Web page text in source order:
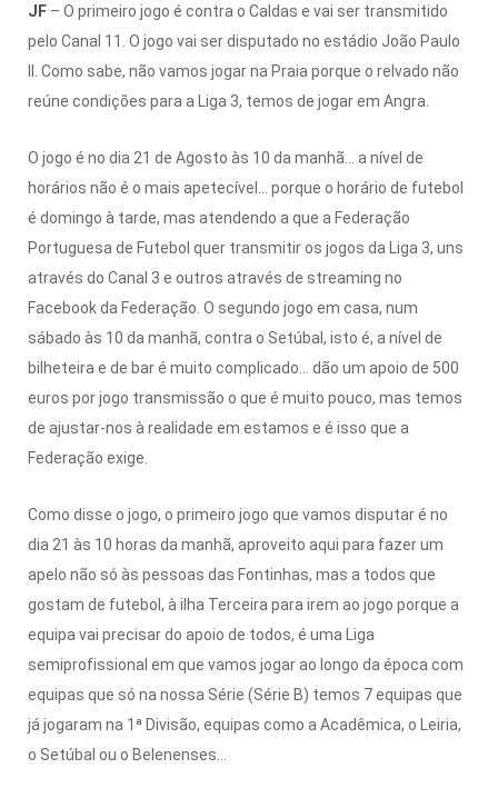
JF – O primeiro jogo é contra o Caldas e vai ser transmitido
pelo Canal 11. O jogo vai ser disputado no estádio João Paulo
II. Como sabe, não vamos jogar na Praia porque o relvado não
reúne condições para a Liga 3, temos de jogar em Angra.
O jogo é no dia 21 de Agosto às 10 da manhã… a nível de
horários não é o mais apetecível… porque o horário de futebol
é domingo à tarde, mas atendendo a que a Federação
Portuguesa de Futebol quer transmitir os jogos da Liga 3, uns
através do Canal 3 e outros através de streaming no
Facebook da Federação. O segundo jogo em casa, num
sábado às 10 da manhã, contra o Setúbal, isto é, a nível de
bilheteira e de bar é muito complicado… dão um apoio de 500
euros por jogo transmissão o que é muito pouco, mas temos
de ajustar-nos à realidade em estamos e é isso que a
Federação exige.
Como disse o jogo, o primeiro jogo que vamos disputar é no
dia 21 às 10 horas da manhã, aproveito aqui para fazer um
apelo não só às pessoas das Fontinhas, mas a todos que
gostam de futebol, à ilha Terceira para irem ao jogo porque a
equipa vai precisar do apoio de todos, é uma Liga
semiprofissional em que vamos jogar ao longo da época com
equipas que só na nossa Série (Série B) temos 7 equipas que
já jogaram na 1ª Divisão, equipas como a Acadêmica, o Leiria,
o Setúbal ou o Belenenses…